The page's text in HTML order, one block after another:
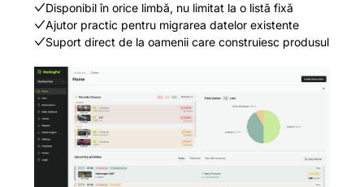
Disponibil în orice limbă, nu limitat la o listă fixă
Ajutor practic pentru migrarea datelor existente
Suport direct de la oamenii care construiesc produsul